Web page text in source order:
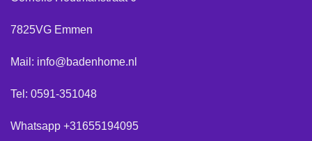
7825VG Emmen
Mail: info@badenhome.nl
Tel: 0591-351048
Whatsapp +31655194095